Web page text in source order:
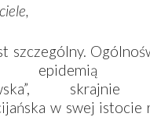
szczególny.
epidemią
skrajnie
w swej istocie